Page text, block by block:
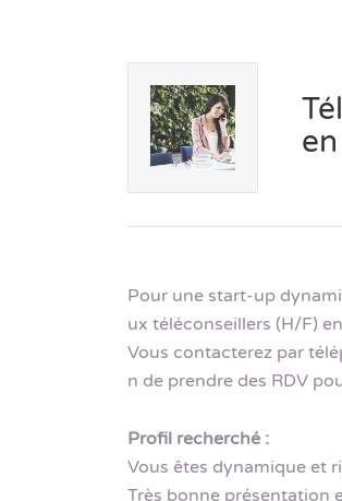
Pour une start-up
ux téléconseillers (H/F)
Vous contacterez par
n de prendre des RDV
Profil recherché :
Vous êtes dynamique et
Très bonne présentation